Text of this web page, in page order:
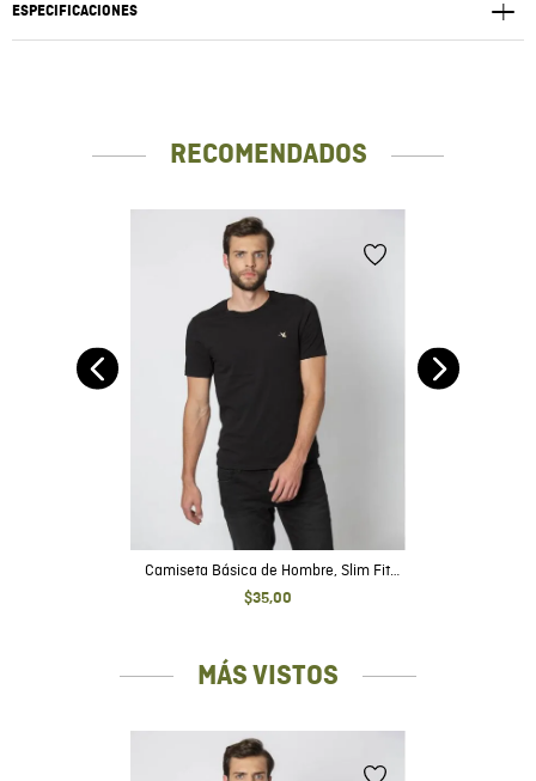
ESPECIFICACIONES
RECOMENDADOS
Camiseta Básica de Hombre, Slim Fit
Cuello Redondo - Algodón Pima
$35,00
MÁS VISTOS